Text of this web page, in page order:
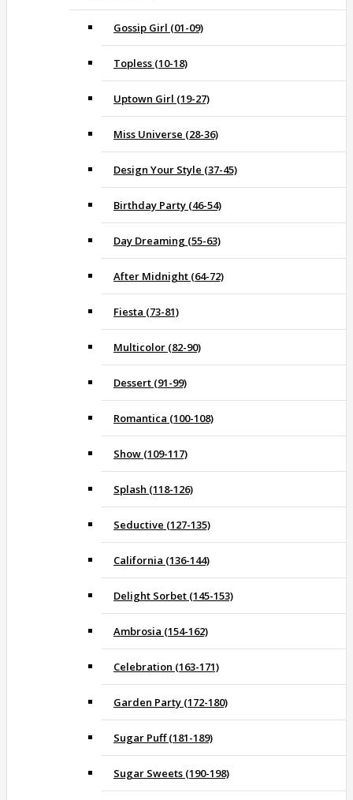
Gossip Girl (01-09)
Topless (10-18)
Uptown Girl (19-27)
Miss Universe (28-36)
Design Your Style (37-45)
Birthday Party (46-54)
Day Dreaming (55-63)
After Midnight (64-72)
Fiesta (73-81)
Multicolor (82-90)
Dessert (91-99)
Romantica (100-108)
Show (109-117)
Splash (118-126)
Seductive (127-135)
California (136-144)
Delight Sorbet (145-153)
Ambrosia (154-162)
Celebration (163-171)
Garden Party (172-180)
Sugar Puff (181-189)
Sugar Sweets (190-198)